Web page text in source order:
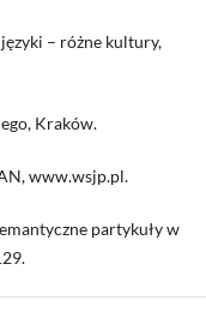
– różne kultury,
Kraków.
www.wsjp.pl.
partykuły w